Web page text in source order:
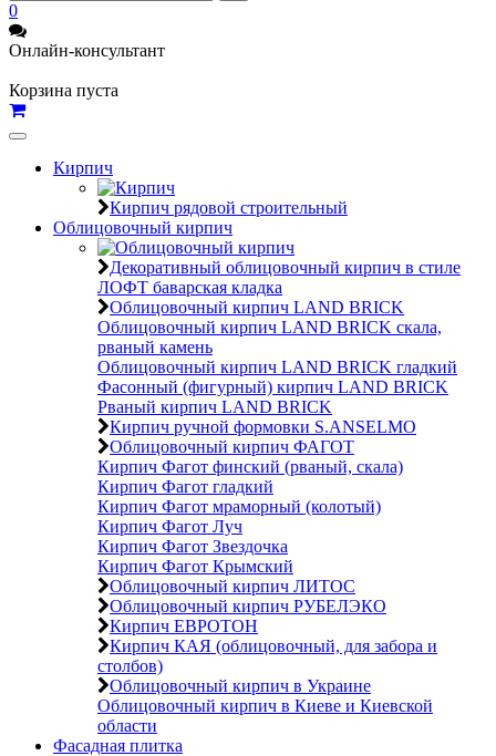
0
Онлайн-консультант
Корзина пуста
Toggle
navigationКирпич
Кирпич рядовой строительный
Облицовочный кирпич
Декоративный облицовочный кирпич в стиле
ЛОФТ баварская кладка
Облицовочный кирпич LAND BRICK
Облицовочный кирпич LAND BRICK скала,
рваный камень
Облицовочный кирпич LAND BRICK гладкий
Фасонный (фигурный) кирпич LAND BRICK
Рваный кирпич LAND BRICK
Кирпич ручной формовки S.ANSELMO
Облицовочный кирпич ФАГОТ
Кирпич Фагот финский (рваный, скала)
Кирпич Фагот гладкий
Кирпич Фагот мраморный (колотый)
Кирпич Фагот Луч
Кирпич Фагот Звездочка
Кирпич Фагот Крымский
Облицовочный кирпич ЛИТОС
Облицовочный кирпич РУБЕЛЭКО
Кирпич ЕВРОТОН
Кирпич КАЯ (облицовочный, для забора и
столбов)
Облицовочный кирпич в Украине
Облицовочный кирпич в Киеве и Киевской
области
Фасадная плитка